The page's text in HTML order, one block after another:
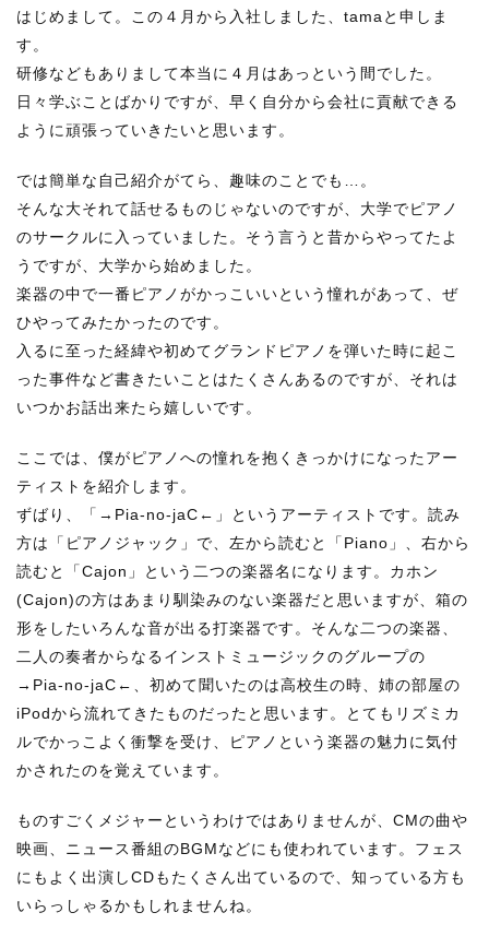
はじめまして。この４月から入社しました、tamaと申しま
す。
研修などもありまして本当に４月はあっという間でした。
日々学ぶことばかりですが、早く自分から会社に貢献できる
ように頑張っていきたいと思います。
では簡単な自己紹介がてら、趣味のことでも…。
そんな大それて話せるものじゃないのですが、大学でピアノ
のサークルに入っていました。そう言うと昔からやってたよ
うですが、大学から始めました。
楽器の中で一番ピアノがかっこいいという憧れがあって、ぜ
ひやってみたかったのです。
入るに至った経緯や初めてグランドピアノを弾いた時に起こ
った事件など書きたいことはたくさんあるのですが、それは
いつかお話出来たら嬉しいです。
ここでは、僕がピアノへの憧れを抱くきっかけになったアー
ティストを紹介します。
ずばり、「→Pia-no-jaC←」というアーティストです。読み
方は「ピアノジャック」で、左から読むと「Piano」、右から
読むと「Cajon」という二つの楽器名になります。カホン
(Cajon)の方はあまり馴染みのない楽器だと思いますが、箱の
形をしたいろんな音が出る打楽器です。そんな二つの楽器、
二人の奏者からなるインストミュージックのグループの
→Pia-no-jaC←、初めて聞いたのは高校生の時、姉の部屋の
iPodから流れてきたものだったと思います。とてもリズミカ
ルでかっこよく衝撃を受け、ピアノという楽器の魅力に気付
かされたのを覚えています。
ものすごくメジャーというわけではありませんが、CMの曲や
映画、ニュース番組のBGMなどにも使われています。フェス
にもよく出演しCDもたくさん出ているので、知っている方も
いらっしゃるかもしれませんね。